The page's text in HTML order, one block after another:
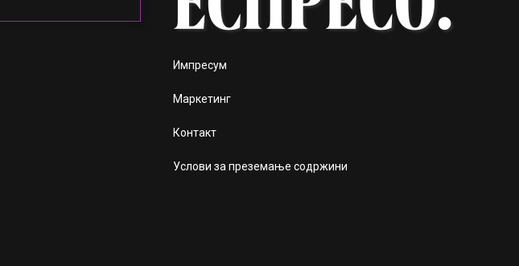
Импресум
Маркетинг
Контакт
Услови за преземање содржини